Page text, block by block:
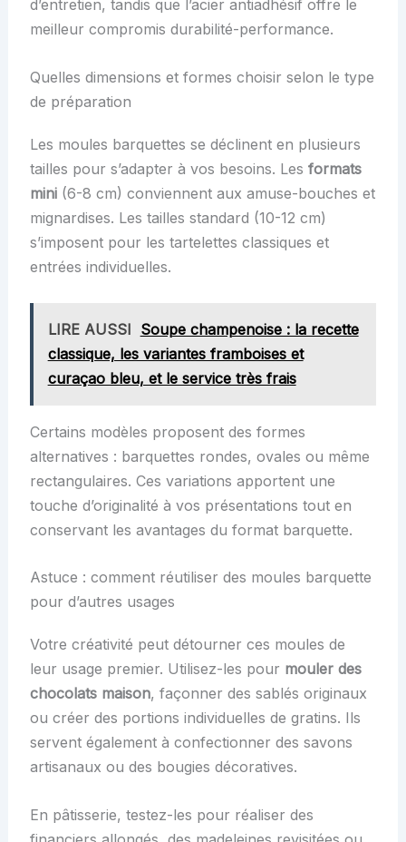
d’entretien, tandis que l’acier antiadhésif offre le
meilleur compromis durabilité-performance.
Quelles dimensions et formes choisir selon le type
de préparation
Les moules barquettes se déclinent en plusieurs
tailles pour s’adapter à vos besoins. Les formats
mini(6-8 cm) conviennent aux amuse-bouches et
mignardises. Les tailles standard (10-12 cm)
s’imposent pour les tartelettes classiques et
entrées individuelles.
LIRE AUSSI Soupe champenoise : la recette
classique, les variantes framboises et
curaçao bleu, et le service très frais
Certains modèles proposent des formes
alternatives : barquettes rondes, ovales ou même
rectangulaires. Ces variations apportent une
touche d’originalité à vos présentations tout en
conservant les avantages du format barquette.
Astuce : comment réutiliser des moules barquette
pour d’autres usages
Votre créativité peut détourner ces moules de
leur usage premier. Utilisez-les pour mouler des
chocolats maison, façonner des sablés originaux
ou créer des portions individuelles de gratins. Ils
servent également à confectionner des savons
artisanaux ou des bougies décoratives.
En pâtisserie, testez-les pour réaliser des